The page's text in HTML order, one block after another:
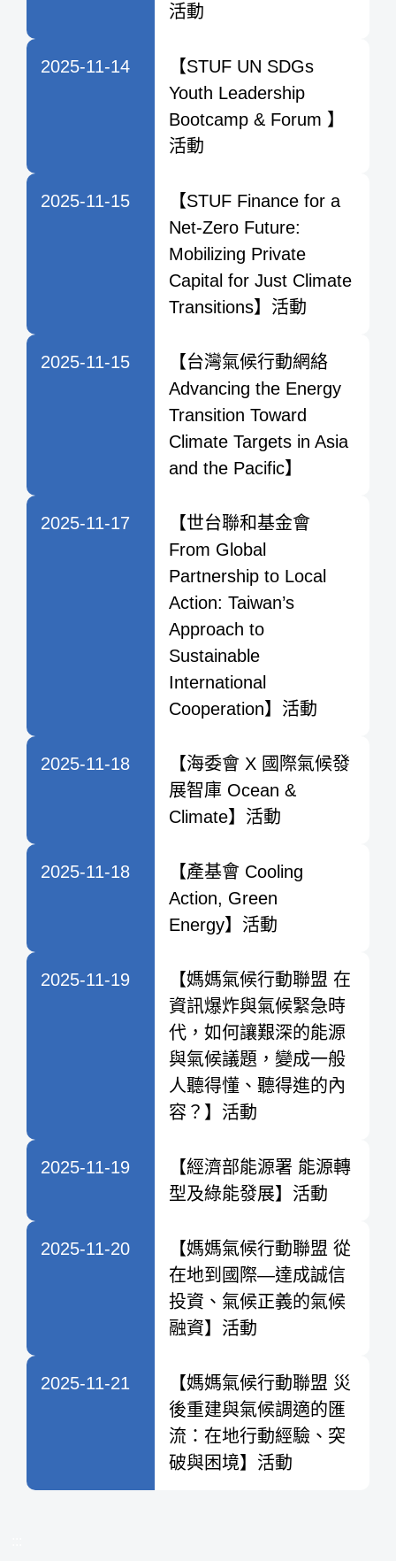
活動
2025-11-14
【STUF UN SDGs
Youth Leadership
Bootcamp & Forum 】
活動
2025-11-15
【STUF Finance for a
Net-Zero Future:
Mobilizing Private
Capital for Just Climate
Transitions】活動
2025-11-15
【台灣氣候行動網絡
Advancing the Energy
Transition Toward
Climate Targets in Asia
and the Pacific】
2025-11-17
【世台聯和基金會
From Global
Partnership to Local
Action: Taiwan’s
Approach to
Sustainable
International
Cooperation】活動
2025-11-18
【海委會 X 國際氣候發
展智庫 Ocean &
Climate】活動
2025-11-18
【產基會 Cooling
Action, Green
Energy】活動
2025-11-19
【媽媽氣候行動聯盟 在
資訊爆炸與氣候緊急時
代，如何讓艱深的能源
與氣候議題，變成一般
人聽得懂、聽得進的內
容？】活動
2025-11-19
【經濟部能源署 能源轉
型及綠能發展】活動
2025-11-20
【媽媽氣候行動聯盟 從
在地到國際—達成誠信
投資、氣候正義的氣候
融資】活動
2025-11-21
【媽媽氣候行動聯盟 災
後重建與氣候調適的匯
流：在地行動經驗、突
破與困境】活動